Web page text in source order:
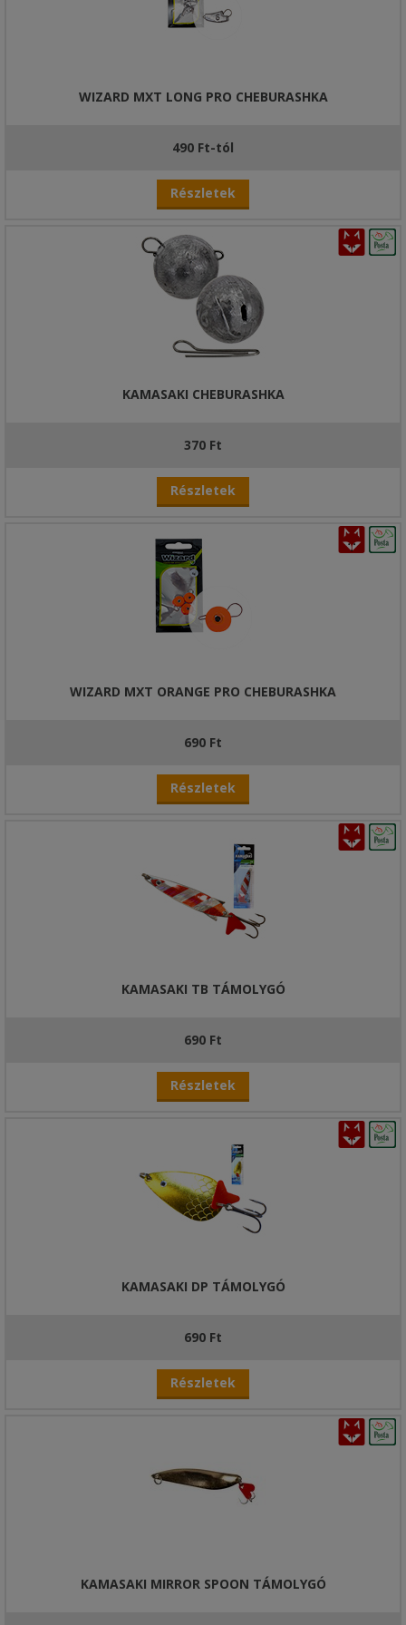
WIZARD MXT LONG PRO CHEBURASHKA
490 Ft-tól
Részletek
KAMASAKI CHEBURASHKA
370 Ft
Részletek
WIZARD MXT ORANGE PRO CHEBURASHKA
690 Ft
Részletek
KAMASAKI TB TÁMOLYGÓ
690 Ft
Részletek
KAMASAKI DP TÁMOLYGÓ
690 Ft
Részletek
KAMASAKI MIRROR SPOON TÁMOLYGÓ